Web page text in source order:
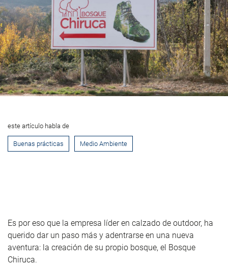
este artículo habla de
Buenas prácticas Medio Ambiente
Es por eso que la empresa líder en calzado de outdoor, ha
querido dar un paso más y adentrarse en una nueva
aventura: la creación de su propio bosque, el Bosque
Chiruca.